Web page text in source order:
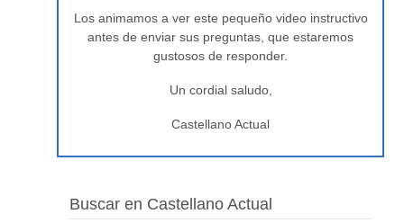
Los animamos a ver este pequeño video instructivo
antes de enviar sus preguntas, que estaremos
gustosos de responder.
Un cordial saludo,
Castellano Actual
Buscar en Castellano Actual